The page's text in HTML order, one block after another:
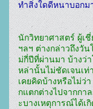
นักวิทยาศาสตร์ ผู้เ
ฯลฯ ต่างกล่าวถึงวั
ม่กี่ปีที่ผ่านมา บ้างว่
หล่านั้นไม่ชัดเจนเท่
เคยคิดบ้างหรือไม่ว่
กแตกต่างไปจากกา
ะบางเหตุการณ์ได้เ